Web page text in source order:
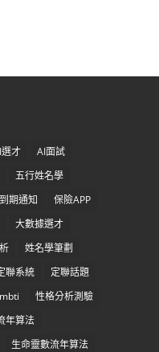
才
AI面試
五行姓名學
期通知
保險APP
大數據選才
姓名學筆劃
聯系統
定聯話題
性格分析測驗
年算法
生命靈數流年算法